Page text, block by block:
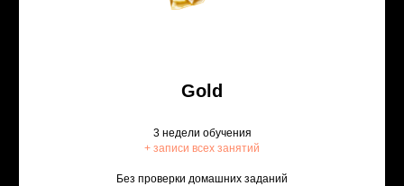
Gold
3 недели обучения
+ записи всех занятий
Без проверки домашних заданий